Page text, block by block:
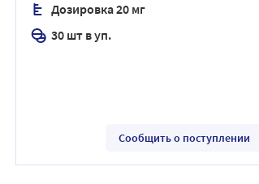
Дозировка 20 мг
30 шт в уп.
Сообщить о поступлении